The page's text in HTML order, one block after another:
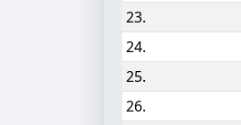
23.
24.
25.
26.